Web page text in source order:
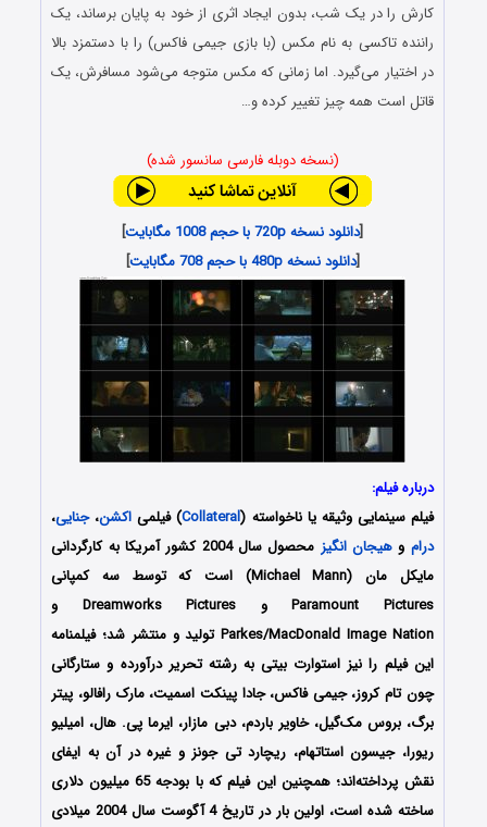
کارش را در یک شب، بدون ایجاد اثری از خود به پایان برساند، یک
راننده تاکسی به نام مکس (با بازی جیمی فاکس) را با دستمزد بالا
در اختیار می‌گیرد. اما زمانی که مکس متوجه می‌شود مسافرش، یک
قاتل است همه چیز تغییر کرده و…
(نسخه دوبله فارسی سانسور شده)
[دانلود نسخه 720p با حجم 1008 مگابایت
]
[دانلود نسخه 480p با حجم 708 مگابایت ]
درباره فیلم:
فیلم سینمایی وثیقه یا ناخواسته (Collateral) فیلمی اکشن،جنایی،
درام و هیجان انگیز
محصول سال 2004 کشور آمریکا به کارگردانی
مایکل مان (Michael Mann) است که توسط سه کمپانی
Paramount Pictures و Dreamworks Pictures و
Parkes/MacDonald Image Nation تولید و منتشر شد؛ فیلمنامه
این فیلم را نیز استوارت بیتی به رشته تحریر درآورده و ستارگانی
چون تام کروز، جیمی فاکس، جادا پینکت اسمیت، مارک رافالو، پیتر
برگ، بروس مک‌گیل، خاویر باردم، دبی مازار، ایرما پی. هال، امیلیو
ریورا، جیسون استاتهام، ریچارد تی جونز و غیره در آن به ایفای
نقش پرداخته‌اند؛ همچنین این فیلم که با بودجه 65 میلیون دلاری
ساخته شده است، اولین بار در تاریخ 4 آگوست سال 2004 میلادی